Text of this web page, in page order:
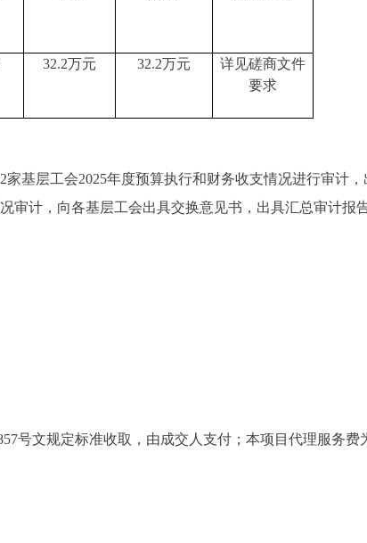
32.2万元 32.2万元
详见磋商文件
要求
层工会2025年度预算执行和财务收支情况进行审计，
计，向各基层工会出具交换意见书，出具汇总审计报告
文规定标准收取，由成交人支付；本项目代理服务费为